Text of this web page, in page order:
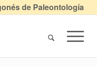
de Paleontología